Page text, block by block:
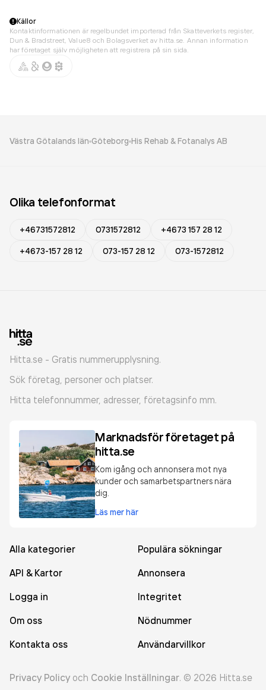
Källor
Kontaktinformationen är regelbundet importerad från Skatteverkets register,
Dun & Bradstreet, Value8 och Bolagsverket av hitta.se. Annan information
har företaget själv möjligheten att registrera på sin sida.
Västra Götalands län Göteborg His Rehab & Fotanalys AB
Olika telefonformat
+46731572812 0731572812
+4673 157 28 12
+4673-157 28 12
073-157 28 12 073-1572812
Hitta.se - Gratis nummerupplysning.
Sök företag, personer och platser.
Hitta telefonnummer, adresser, företagsinfo mm.
Marknadsför företaget på
hitta.se
Kom igång och annonsera mot nya
kunder och samarbetspartners nära
dig.
Läs mer här
Alla kategorier
Populära sökningar
API & Kartor
Annonsera
Logga in
Integritet
Om oss
Nödnummer
Kontakta oss
Användarvillkor
Privacy Policy och Cookie Inställningar. © 2026 Hitta.se